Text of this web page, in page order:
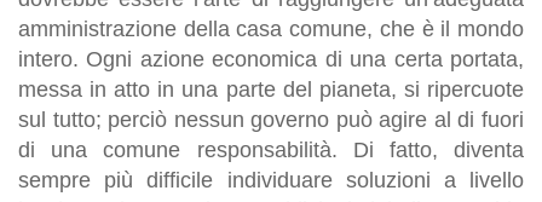
amministrazione della casa comune, che è il mondo
intero. Ogni azione economica di una certa portata,
messa in atto in una parte del pianeta, si ripercuote
sul tutto; perciò nessun governo può agire al di fuori
di una comune responsabilità. Di fatto, diventa
sempre più difficile individuare soluzioni a livello